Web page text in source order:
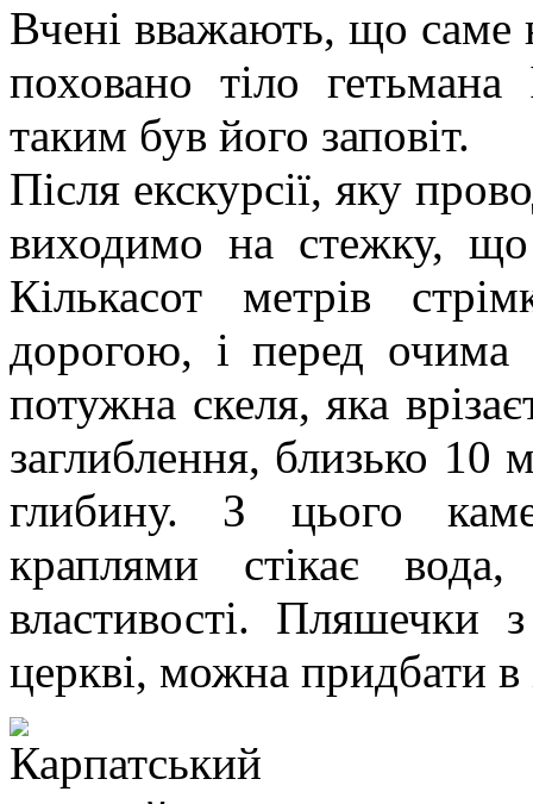
Вчені вважають, що саме
поховано тіло
таким був його заповіт.
Після екскурсії, яку
виходимо на стежку,
Кількасот метрів
дорогою, і перед
потужна скеля, яка
заглиблення, близько 10
глибину. З цього
краплями стікає
властивості.
церкві, можна придбати в